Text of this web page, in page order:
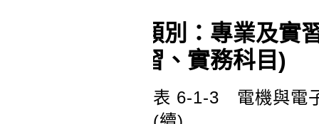
類別：專業及實
習、實務科目)
表 6-1-3 電機與電